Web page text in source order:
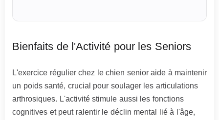
Bienfaits de l'Activité pour les Seniors
L'exercice régulier chez le chien senior aide à maintenir
un poids santé, crucial pour soulager les articulations
arthrosiques. L'activité stimule aussi les fonctions
cognitives et peut ralentir le déclin mental lié à l'âge,